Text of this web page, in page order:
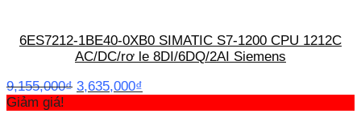
6ES7212-1BE40-0XB0 SIMATIC S7-1200 CPU 1212C
AC/DC/rơ le 8DI/6DQ/2AI Siemens
9,155,000₫ Giá
3,635,000₫
Giảm giá!